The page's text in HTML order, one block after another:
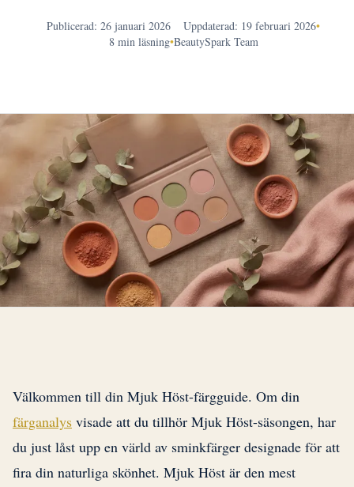
Publicerad: 26 januari 2026 Uppdaterad: 19 februari 2026•
8 min läsning•BeautySpark Team
Välkommen till din Mjuk Höst-färgguide. Om din
färganalys visade att du tillhör Mjuk Höst-säsongen, har
du just låst upp en värld av sminkfärger designade för att
fira din naturliga skönhet. Mjuk Höst är den mest